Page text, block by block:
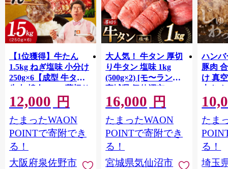
【1位獲得】牛たん
1.5kg ねぎ塩味 小分け
250g×6【成型 牛タン
牛肉 焼肉 BBQ 薄切り
ぎゅうたん スライス
訳あり サイズ不揃
い】 G4721
12,000 円
たまったWAON
POINTで寄附でき
る！
大阪府泉佐野市
大人気！ 牛タン 厚切
り牛タン 塩味 1kg
(500g×2) [モ〜ランド
宮城県 気仙沼市
20564660] 肉 牛肉 精肉
牛たん 牛タン塩 牛た
ん塩 冷凍 焼肉 BBQ ア
ウトドア バーベキュ
ー 厚切り タン
16,000 円
たまったWAON
POINTで寄附でき
る！
宮城県気仙沼市
ハンバ
豚肉
け 真
大き
保存
淡路島
ポーク
き肉
ず 惣
まみ
んのお
たま
る！
埼玉